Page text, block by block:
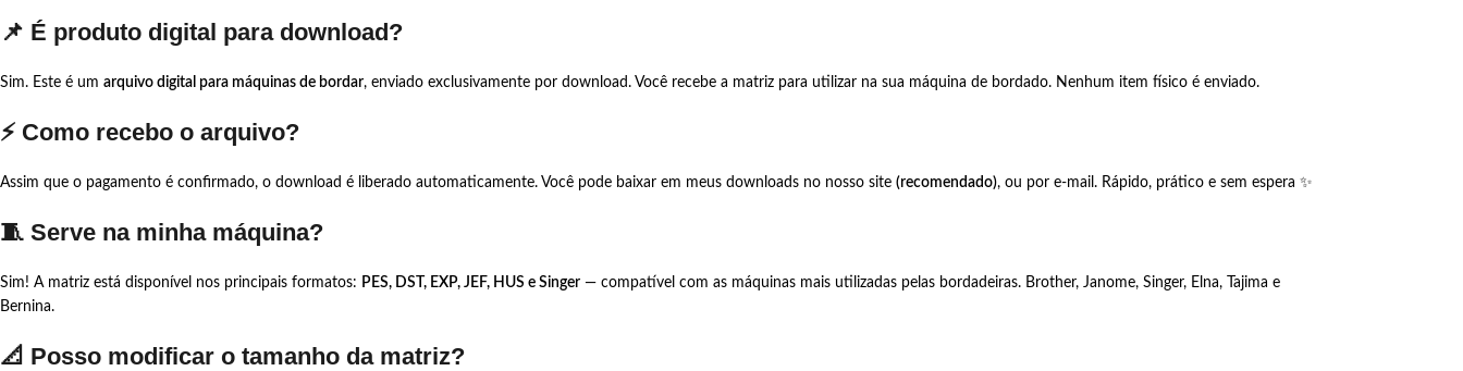
📌 É produto digital para download?
Sim. Este é um arquivo digital para máquinas de bordar, enviado exclusivamente por download. Você recebe a matriz para utilizar na sua máquina de bordado. Nenhum item físico é enviado.
⚡ Como recebo o arquivo?
Assim que o pagamento é confirmado, o download é liberado automaticamente. Você pode baixar em meus downloads no nosso site (recomendado), ou por e-mail. Rápido, prático e sem espera ✨
🧵 Serve na minha máquina?
Sim! A matriz está disponível nos principais formatos: PES, DST, EXP, JEF, HUS e Singer — compatível com as máquinas mais utilizadas pelas bordadeiras. Brother, Janome, Singer, Elna, Tajima e
Bernina.
📐 Posso modificar o tamanho da matriz?